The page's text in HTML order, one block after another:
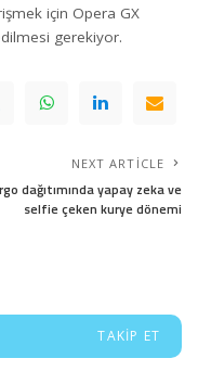
için Opera GX
gerekiyor.
NEXT ARTICLE
dağıtımında yapay zeka ve
selfie çeken kurye dönemi
TAKIP ET